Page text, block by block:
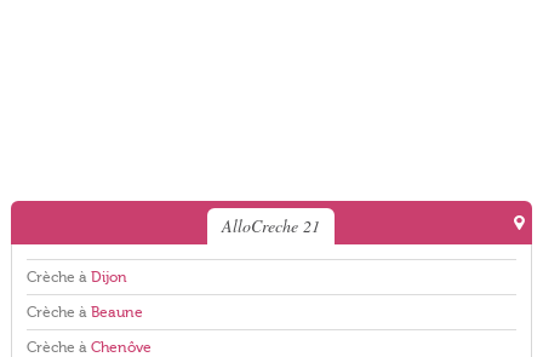
AlloCreche 21
Crèche à Dijon
Crèche à Beaune
Crèche à Chenôve